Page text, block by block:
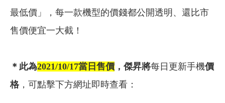
最低價」，每一款機型的價錢都公開透明、還比市
售價便宜一大截！
＊此為2021/10/17當日售價 ，傑昇將每日更新手機價
格，可點擊下方網址即時查看：